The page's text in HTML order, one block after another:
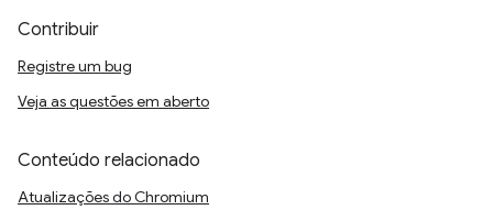
Contribuir
Registre um bug
Veja as questões em aberto
Conteúdo relacionado
Atualizações do Chromium